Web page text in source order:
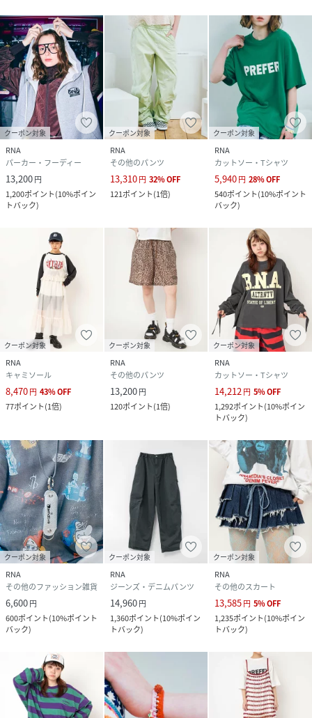
クーポン対象
RNA
パーカー・フーディー
13,200円
1,200ポイント(10%ポイン
トバック)
クーポン対象
RNA
その他のパンツ
13,310円 32%OFF
121ポイント(1倍)
クーポン対象
RNA
カットソー・Tシャツ
5,940円 28%OFF
540ポイント(10%ポイント
バック)
クーポン対象
RNA
キャミソール
8,470円 43%OFF
77ポイント(1倍)
クーポン対象
RNA
その他のパンツ
13,200円
120ポイント(1倍)
クーポン対象
RNA
カットソー・Tシャツ
14,212 円 5%OFF
1,292ポイント(10%ポイン
トバック)
クーポン対象
RNA
その他のファッション雑貨
6,600円
600ポイント(10%ポイント
バック)
クーポン対象
RNA
ジーンズ・デニムパンツ
14,960円
1,360ポイント(10%ポイン
トバック)
クーポン対象
RNA
その他のスカート
13,585円 5%OFF
1,235ポイント(10%ポイン
トバック)